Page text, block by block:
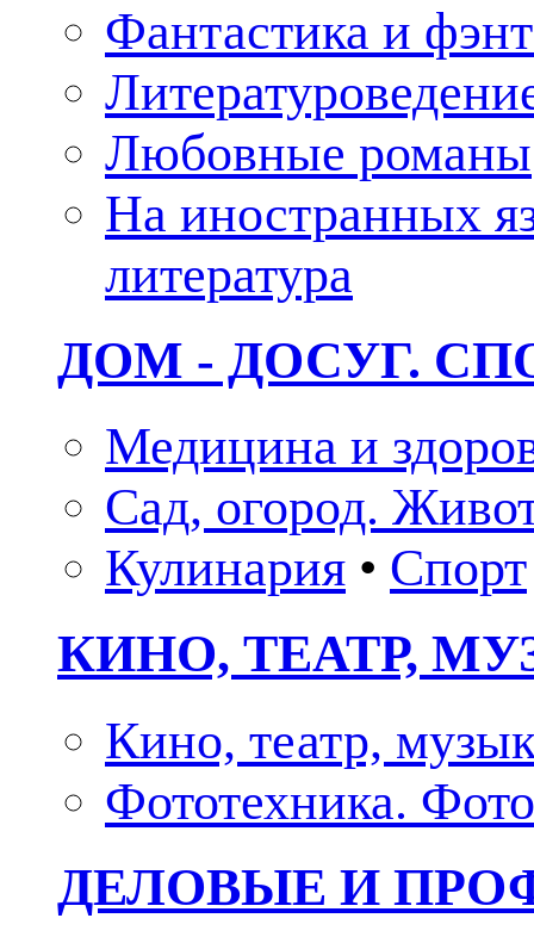
Фантастика и
Любовные романы
На иностранных
литература
ДОМ - ДОСУГ.
Медицина и
Сад, огород.
Кулинария • Спорт
КИНО, ТЕАТР,
Кино, театр,
Фототехника.
ДЕЛОВЫЕ И